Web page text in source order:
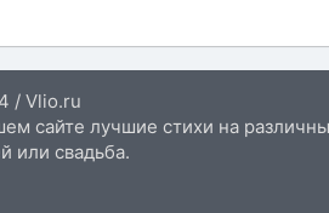
/ Vlio.ru
сайте лучшие стихи на
или свадьба.